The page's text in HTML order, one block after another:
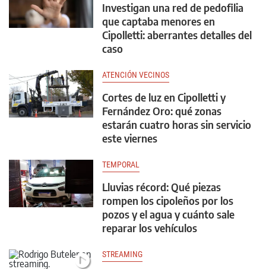
Investigan una red de pedofilia
que captaba menores en
Cipolletti: aberrantes detalles del
caso
ATENCIÓN VECINOS
Cortes de luz en Cipolletti y
Fernández Oro: qué zonas
estarán cuatro horas sin servicio
este viernes
TEMPORAL
Lluvias récord: Qué piezas
rompen los cipoleños por los
pozos y el agua y cuánto sale
reparar los vehículos
STREAMING